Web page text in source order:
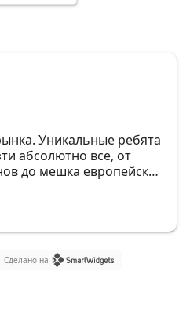
Уникальные ребята
абсолютно все, от
до мешка европейских
Сделано на